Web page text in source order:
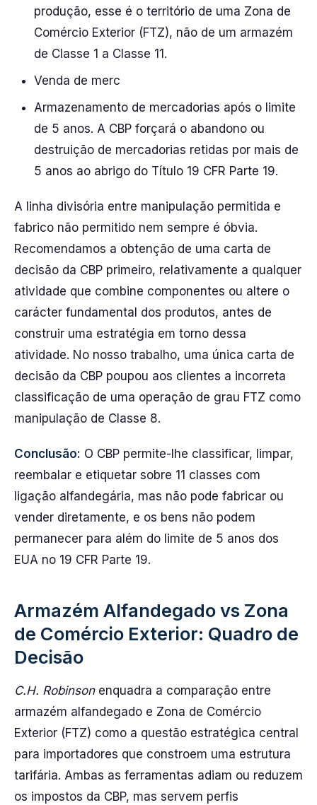
produção, esse é o território de uma Zona de
Comércio Exterior (FTZ), não de um armazém
de Classe 1 a Classe 11.
Venda de merc
Armazenamento de mercadorias após o limite
de 5 anos. A CBP forçará o abandono ou
destruição de mercadorias retidas por mais de
5 anos ao abrigo do Título 19 CFR Parte 19.
A linha divisória entre manipulação permitida e
fabrico não permitido nem sempre é óbvia.
Recomendamos a obtenção de uma carta de
decisão da CBP primeiro, relativamente a qualquer
atividade que combine componentes ou altere o
carácter fundamental dos produtos, antes de
construir uma estratégia em torno dessa
atividade. No nosso trabalho, uma única carta de
decisão da CBP poupou aos clientes a incorreta
classificação de uma operação de grau FTZ como
manipulação de Classe 8.
Conclusão: O CBP permite-lhe classificar, limpar,
reembalar e etiquetar sobre 11 classes com
ligação alfandegária, mas não pode fabricar ou
vender diretamente, e os bens não podem
permanecer para além do limite de 5 anos dos
EUA no 19 CFR Parte 19.
Armazém Alfandegado vs Zona
de Comércio Exterior: Quadro de
Decisão
C.H. Robinsonenquadra a comparação entre
armazém alfandegado e Zona de Comércio
Exterior (FTZ) como a questão estratégica central
para importadores que constroem uma estrutura
tarifária. Ambas as ferramentas adiam ou reduzem
os impostos da CBP, mas servem perfis